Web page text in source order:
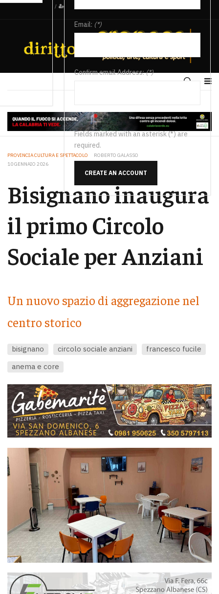
/
Email: (*)
Confirm email Address:(*)
Fields marked with an asterisk (*) are
required.
CREATE AN ACCOUNT
PROVINCIA CULTURA E SPETTACOLO
ROBERTO GALASSO
10 GENNAIO 2026
Bisignano inaugura
il primo Circolo
Sociale per Anziani
Un nuovo spazio di aggregazione nel
centro storico
bisignano circolo sociale anziani
francesco fucile
anema e core